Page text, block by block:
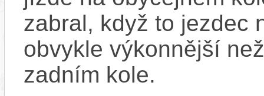
zabral, když to jezdec
obvykle výkonnější
zadním kole.